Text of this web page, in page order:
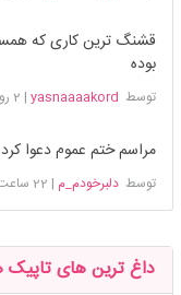
قشنگ ترین کاری که
بوده
توسط yasnaaaakord
| 2 روز پیش
مراسم ختم عموم دعوا
توسطدلبرخودم_م | 22 ساعت پیش
داغ ترین های تاپیک های 2